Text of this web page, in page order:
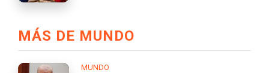
MÁS DE MUNDO
MUNDO